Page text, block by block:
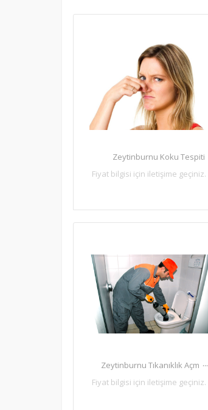
Zeytinburnu Koku Tespiti
Fiyat bilgisi için iletişime geçiniz.
Zeytinburnu Tıkanıklık Açm ...
Fiyat bilgisi için iletişime geçiniz.